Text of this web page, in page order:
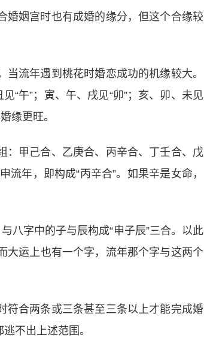
婚姻宫时也有成婚的缘分，但这个合缘较
流年遇到桃花时婚恋成功的机缘较大。
“午”；寅、午、戌见“卯”；亥、卯、未见
缘更旺。
：甲己合、乙庚合、丙辛合、丁壬合、戊
年，即构成“丙辛合”。如果辛是女命，
八字中的子与辰构成“申子辰”三合。以此
大运上也有一个字，流年那个字与这两个
符合两条或三条甚至三条以上才能完成婚
不出上述范围。